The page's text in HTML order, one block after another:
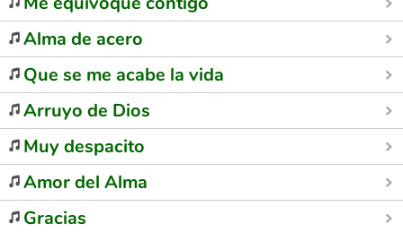
Alma de acero
Que se me acabe la vida
Arruyo de Dios
Muy despacito
Amor del Alma
Gracias